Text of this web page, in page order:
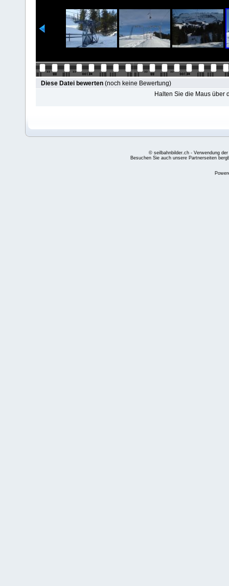
Diese Datei bewerten (noch keine Bewertung)
Halten Sie die Maus über
© seilbahnbilder.ch - Verwendung
Besuchen Sie auch unsere Partnerseiten